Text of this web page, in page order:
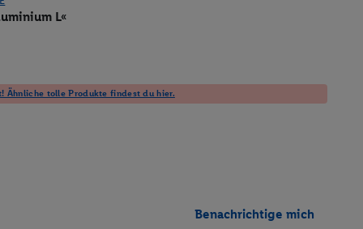
L«
Ähnliche tolle Produkte findest du hier.
Benachrichtige mich